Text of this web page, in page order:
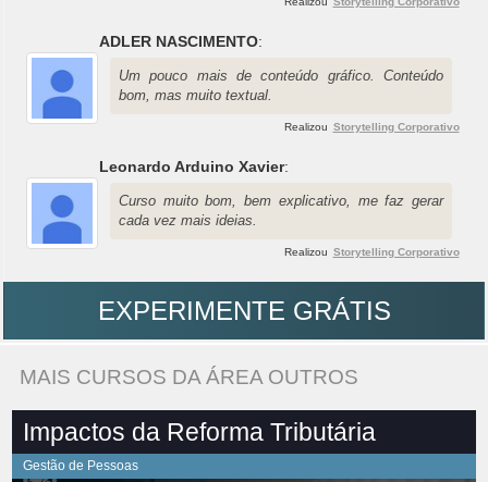
ADLER NASCIMENTO:
Um pouco mais de conteúdo gráfico. Conteúdo
bom, mas muito textual.
Realizou Storytelling Corporativo
Leonardo Arduino Xavier:
Curso muito bom, bem explicativo, me faz gerar
cada vez mais ideias.
Realizou Storytelling Corporativo
EXPERIMENTE GRÁTIS
MAIS CURSOS DA ÁREA OUTROS
Impactos da Reforma Tributária
Gestão de Pessoas